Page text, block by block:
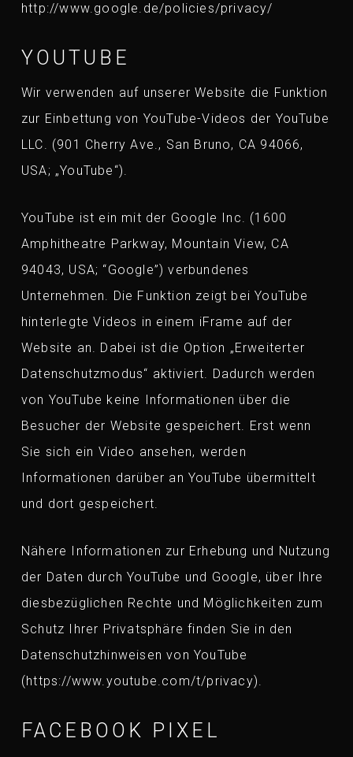
http://www.google.de/policies/privacy/
YOUTUBE
Wir verwenden auf unserer Website die Funktion
zur Einbettung von YouTube-Videos der YouTube
LLC. (901 Cherry Ave., San Bruno, CA 94066,
USA; „YouTube“).
YouTube ist ein mit der Google Inc. (1600
Amphitheatre Parkway, Mountain View, CA
94043, USA; “Google”) verbundenes
Unternehmen. Die Funktion zeigt bei YouTube
hinterlegte Videos in einem iFrame auf der
Website an. Dabei ist die Option „Erweiterter
Datenschutzmodus“ aktiviert. Dadurch werden
von YouTube keine Informationen über die
Besucher der Website gespeichert. Erst wenn
Sie sich ein Video ansehen, werden
Informationen darüber an YouTube übermittelt
und dort gespeichert.
Nähere Informationen zur Erhebung und Nutzung
der Daten durch YouTube und Google, über Ihre
diesbezüglichen Rechte und Möglichkeiten zum
Schutz Ihrer Privatsphäre finden Sie in den
Datenschutzhinweisen von YouTube
(https://www.youtube.com/t/privacy).
FACEBOOK PIXEL